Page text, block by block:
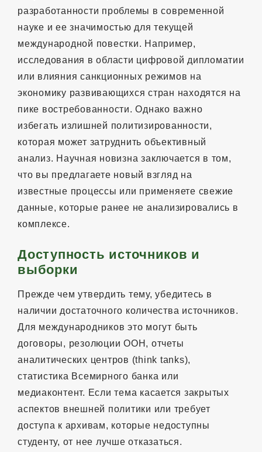
разработанности проблемы в современной
науке и ее значимостью для текущей
международной повестки. Например,
исследования в области цифровой дипломатии
или влияния санкционных режимов на
экономику развивающихся стран находятся на
пике востребованности. Однако важно
избегать излишней политизированности,
которая может затруднить объективный
анализ. Научная новизна заключается в том,
что вы предлагаете новый взгляд на
известные процессы или применяете свежие
данные, которые ранее не анализировались в
комплексе.
Доступность источников и
выборки
Прежде чем утвердить тему, убедитесь в
наличии достаточного количества источников.
Для международников это могут быть
договоры, резолюции ООН, отчеты
аналитических центров (think tanks),
статистика Всемирного банка или
медиаконтент. Если тема касается закрытых
аспектов внешней политики или требует
доступа к архивам, которые недоступны
студенту, от нее лучше отказаться.